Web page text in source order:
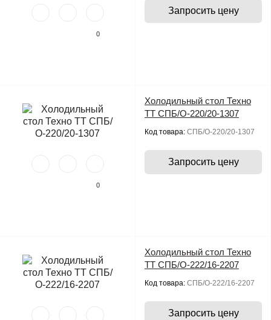
0
Запросить цену
0
Холодильный стол Техно
ТТ СПБ/О-220/20-1307
Код товара: СПБ/О-220/20-1307
Запросить цену
Холодильный стол Техно
ТТ СПБ/О-222/16-2207
Код товара: СПБ/О-222/16-2207
Запросить цену